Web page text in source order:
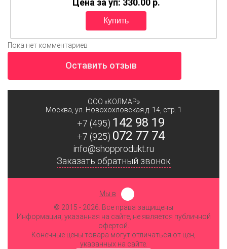
Цена за уп: 330.00 p.
Пока нет комментариев
Оставить отзыв
ООО «КОЛМАР»
Москва ул. Новохохловская д. 14, стр. 1
+7 (495) 142 98 19
+7 (925) 072 77 74
info@shopprodukt.ru
Заказать обратный звонок
Мы в
© 2015 - 2026. Все права защищены
Информация, указанная на сайте, не является публичной
офертой.
Конечные цены товара могут отличаться от цен,
указанных на сайте.